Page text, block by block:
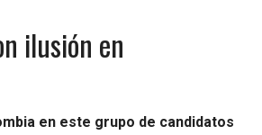
ilusión en
en este grupo de candidatos